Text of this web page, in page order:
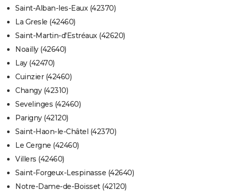
Saint-Alban-les-Eaux (42370)
La Gresle (42460)
Saint-Martin-d'Estréaux (42620)
Noailly (42640)
Lay (42470)
Cuinzier (42460)
Changy (42310)
Sevelinges (42460)
Parigny (42120)
Saint-Haon-le-Châtel (42370)
Le Cergne (42460)
Villers (42460)
Saint-Forgeux-Lespinasse (42640)
Notre-Dame-de-Boisset (42120)